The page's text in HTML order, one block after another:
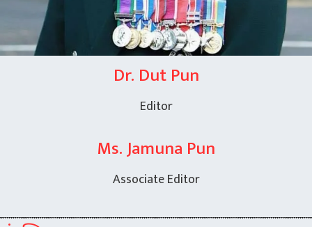
Dr. Dut Pun
Editor
Ms. Jamuna Pun
Associate Editor